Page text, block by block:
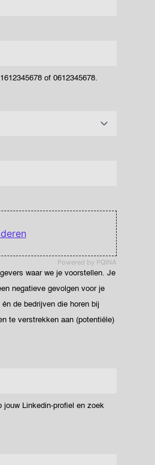
of 0612345678.
Powered by PQINA
waar we je voorstellen. Je
negatieve gevolgen voor je
de bedrijven die horen bij
te verstrekken aan (potentiële)
jouw Linkedin-profiel en zoek